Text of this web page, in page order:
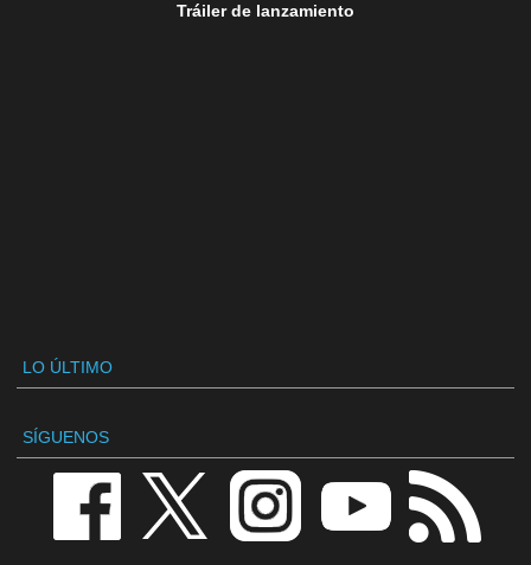
Tráiler de lanzamiento
LO ÚLTIMO
SÍGUENOS